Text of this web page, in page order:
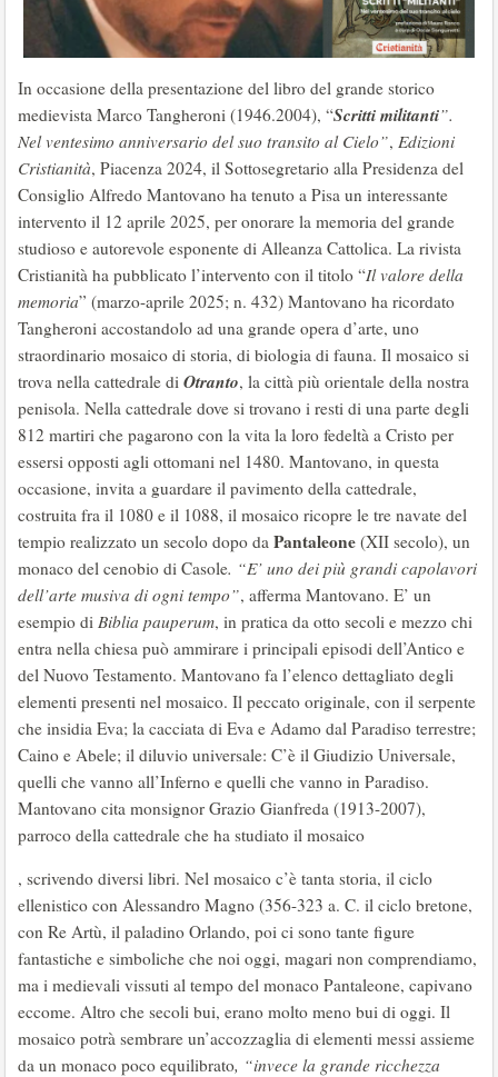
In occasione della presentazione del libro del grande storico
medievista Marco Tangheroni (1946.2004), “Scritti militanti”.
Nel ventesimo anniversario del suo transito al Cielo”, Edizioni
Cristianità, Piacenza 2024, il Sottosegretario alla Presidenza del
Consiglio Alfredo Mantovano ha tenuto a Pisa un interessante
intervento il 12 aprile 2025, per onorare la memoria del grande
studioso e autorevole esponente di Alleanza Cattolica. La rivista
Cristianità ha pubblicato l’intervento con il titolo “Il valore della
memoria” (marzo-aprile 2025; n. 432) Mantovano ha ricordato
Tangheroni accostandolo ad una grande opera d’arte, uno
straordinario mosaico di storia, di biologia di fauna. Il mosaico si
trova nella cattedrale di Otranto, la città più orientale della nostra
penisola. Nella cattedrale dove si trovano i resti di una parte degli
812 martiri che pagarono con la vita la loro fedeltà a Cristo per
essersi opposti agli ottomani nel 1480. Mantovano, in questa
occasione, invita a guardare il pavimento della cattedrale,
costruita fra il 1080 e il 1088, il mosaico ricopre le tre navate del
tempio realizzato un secolo dopo da Pantaleone (XII secolo), un
monaco del cenobio di Casole. “E’ uno dei più grandi capolavori
dell’arte musiva di ogni tempo”, afferma Mantovano. E’ un
esempio di Biblia pauperum, in pratica da otto secoli e mezzo chi
entra nella chiesa può ammirare i principali episodi dell’Antico e
del Nuovo Testamento. Mantovano fa l’elenco dettagliato degli
elementi presenti nel mosaico. Il peccato originale, con il serpente
che insidia Eva; la cacciata di Eva e Adamo dal Paradiso terrestre;
Caino e Abele; il diluvio universale: C’è il Giudizio Universale,
quelli che vanno all’Inferno e quelli che vanno in Paradiso.
Mantovano cita monsignor Grazio Gianfreda (1913-2007),
parroco della cattedrale che ha studiato il mosaico
, scrivendo diversi libri. Nel mosaico c’è tanta storia, il ciclo
ellenistico con Alessandro Magno (356-323 a. C. il ciclo bretone,
con Re Artù, il paladino Orlando, poi ci sono tante figure
fantastiche e simboliche che noi oggi, magari non comprendiamo,
ma i medievali vissuti al tempo del monaco Pantaleone, capivano
eccome. Altro che secoli bui, erano molto meno bui di oggi. Il
mosaico potrà sembrare un’accozzaglia di elementi messi assieme
da un monaco poco equilibrato, “invece la grande ricchezza